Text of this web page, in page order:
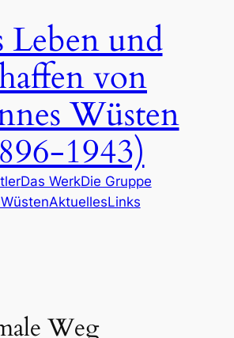
Leben und
von
Wüsten
1943)
Das WerkDie Gruppe
AktuellesLinks
Weg